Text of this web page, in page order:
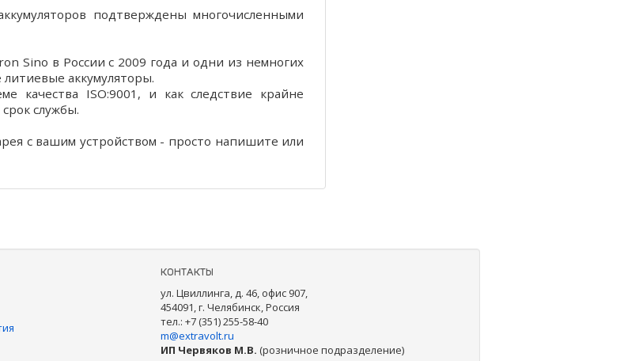
подтверждены многочисленными
Sino в России с 2009 года и одни из немногих
литиевые аккумуляторы.
качества ISO:9001, и как следствие крайне
службы.
с вашим устройством - просто напишите или
КОНТАКТЫ
ул. Цвиллинга, д. 46, офис 907,
454091, г. Челябинск, Россия
тел.: +7 (351) 255-58-40
m@extravolt.ru
ИП Червяков М.В. (розничное подразделение)